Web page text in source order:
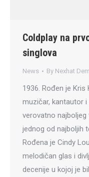
Coldplay na
singlova
News By Nexhat
1936. Rođen je
muzičar, kantautor
verovatno
jednog od najboljih
Rođena je Cindy
melodičan glas i
decenije u kojoj je